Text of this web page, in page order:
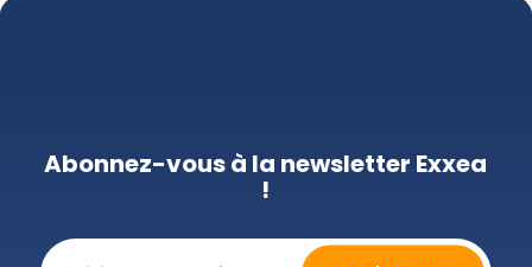
Abonnez-vous à la newsletter Exxea
!
E-